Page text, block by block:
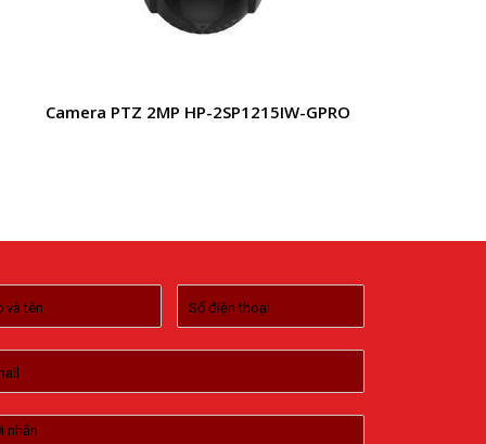
Camera PTZ 2MP HP-2SP1215IW-GPRO